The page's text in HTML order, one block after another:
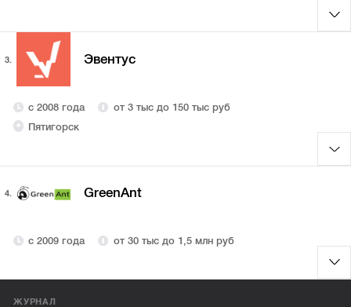
3. Эвентус
с 2008 года
от 3 тыс до 150 тыс руб
Пятигорск
4. GreenAnt
с 2009 года от 30 тыс до 1,5 млн руб
ЖУРНАЛ